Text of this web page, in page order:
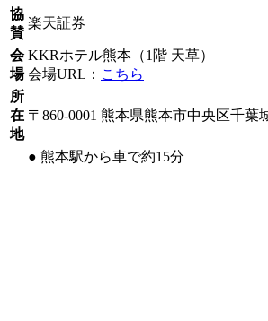
協
賛
楽天証券
会
場
KKRホテル熊本（1階 天草）
会場URL： こちら
所
在
地
〒860-0001 熊本県熊本市中央区千葉
● 熊本駅から車で約15分